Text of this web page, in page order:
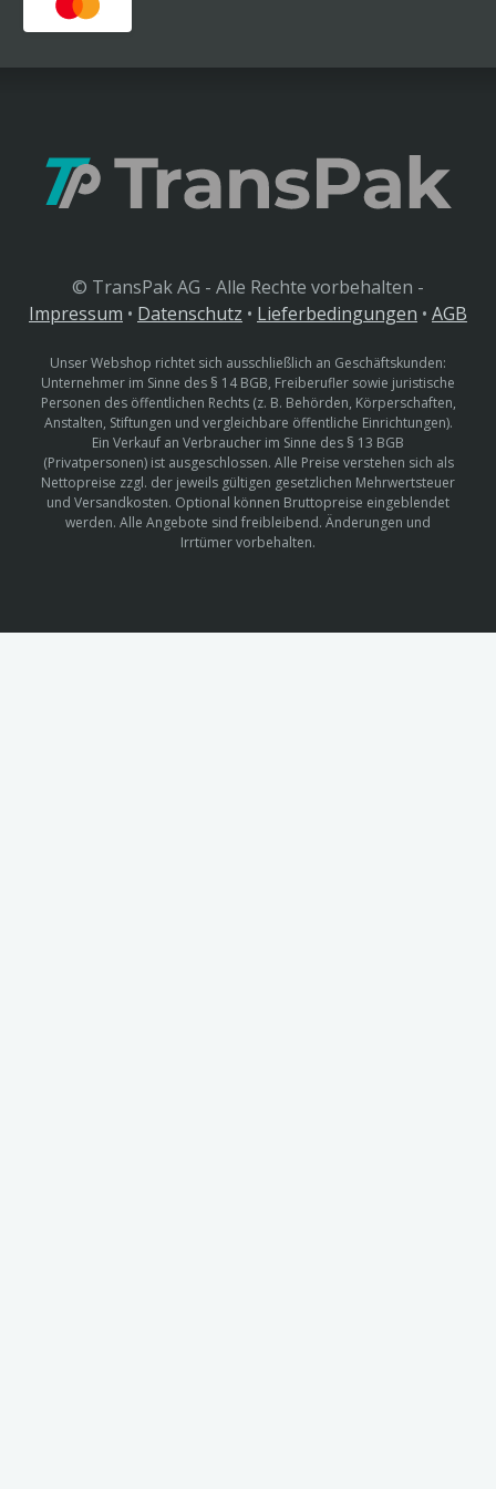
© TransPak AG - Alle Rechte vorbehalten -
Impressum • Datenschutz • Lieferbedingungen • AGB
Unser Webshop richtet sich ausschließlich an Geschäftskunden:
Unternehmer im Sinne des § 14 BGB, Freiberufler sowie juristische
Personen des öffentlichen Rechts (z. B. Behörden, Körperschaften,
Anstalten, Stiftungen und vergleichbare öffentliche Einrichtungen).
Ein Verkauf an Verbraucher im Sinne des § 13 BGB
(Privatpersonen) ist ausgeschlossen. Alle Preise verstehen sich als
Nettopreise zzgl. der jeweils gültigen gesetzlichen Mehrwertsteuer
und Versandkosten. Optional können Bruttopreise eingeblendet
werden. Alle Angebote sind freibleibend. Änderungen und
Irrtümer vorbehalten.